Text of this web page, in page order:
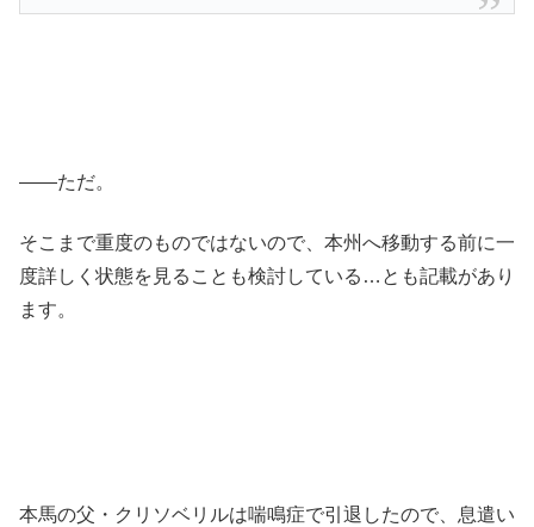
――ただ。
そこまで重度のものではないので、本州へ移動する前に一
度詳しく状態を見ることも検討している…とも記載があり
ます。
本馬の父・クリソベリルは喘鳴症で引退したので、息遣い